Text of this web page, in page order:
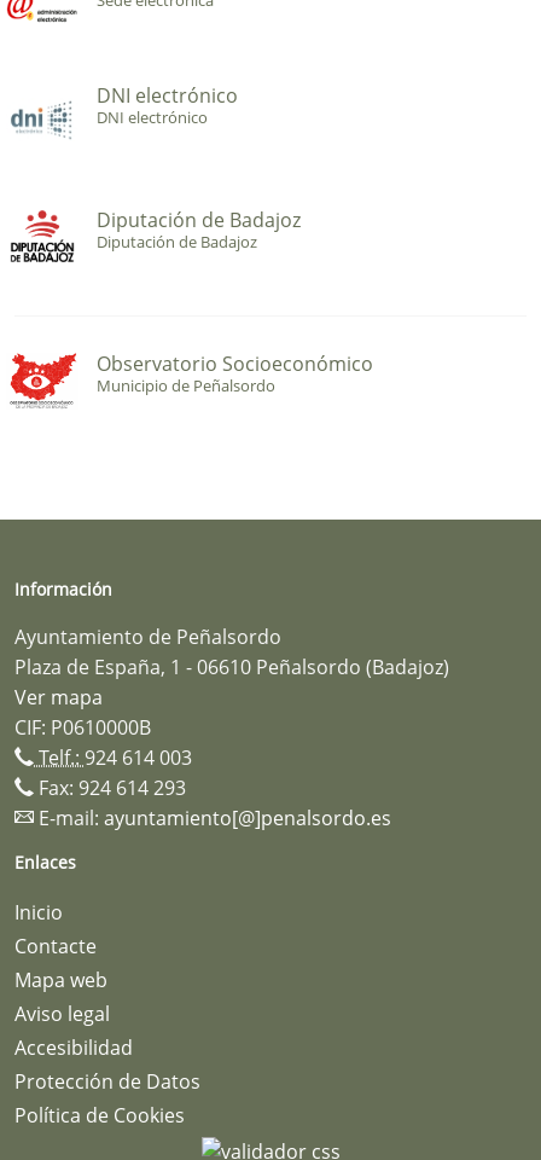
DNI electrónico
DNI electrónico
Diputación de Badajoz
Diputación de Badajoz
Observatorio Socioeconómico
Municipio de Peñalsordo
Información
Ayuntamiento de Peñalsordo
Plaza de España, 1 - 06610 Peñalsordo (Badajoz)
Ver mapa
CIF: P0610000B
Telf.: 924 614 003
Fax: 924 614 293
E-mail: ayuntamiento[@]penalsordo.es
Enlaces
Inicio
Contacte
Mapa web
Aviso legal
Accesibilidad
Protección de Datos
Política de Cookies